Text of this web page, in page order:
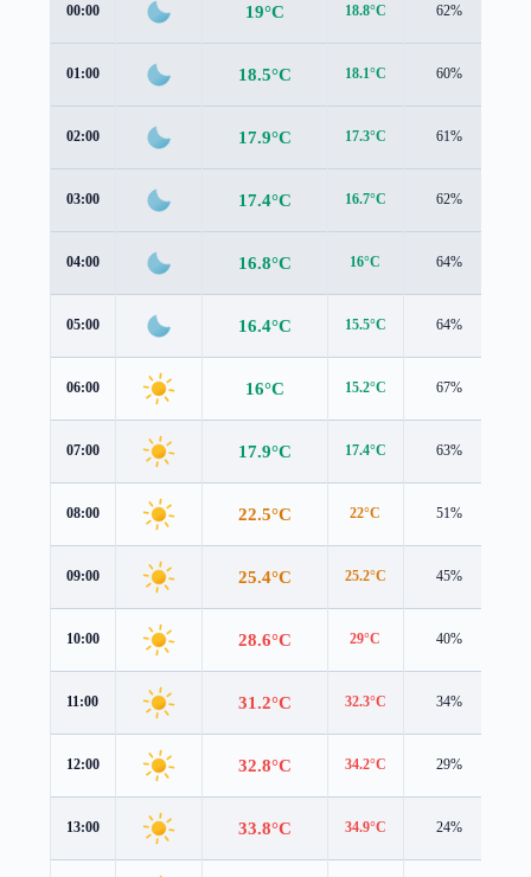
00:00 19°C 18.8°C 62%
01:00 18.5°C 18.1°C 60%
02:00 17.9°C 17.3°C 61%
03:00 17.4°C 16.7°C 62%
04:00 16.8°C 16°C 64%
05:00 16.4°C 15.5°C 64%
06:00 16°C 15.2°C 67%
07:00 17.9°C 17.4°C 63%
08:00 22.5°C 22°C 51%
09:00 25.4°C 25.2°C 45%
10:00 28.6°C 29°C 40%
11:00 31.2°C 32.3°C 34%
12:00 32.8°C 34.2°C 29%
13:00 33.8°C 34.9°C 24%